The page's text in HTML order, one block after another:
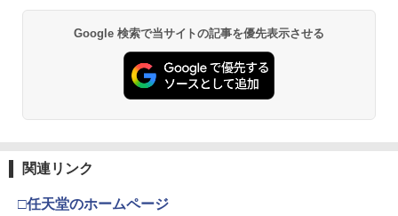
se® and DualSense Edge™ ワイヤレ
イセンス商品】 国内2年保証
￥2,200
3
￥2,237
レー CY-RF-3R
￥2,200
カー保証期間含め家電5年間/PC・タブレ
226
￥2,505
スプラトゥーン レイダース -Switch2
￥6,455
3
￥55,603
プロダクトコード 封入
￥7,286
3
Xbox プリペイドカード 5,000円 デジタ
ンラインコード]
￥5,000
3
￥7,681
ボード付) [Blu-ray]
￥10,780
窩座再来 通常版 [Blu-ray]
Google 検索で当サイトの記事を優先表示させる
関連リンク
□任天堂のホームページ